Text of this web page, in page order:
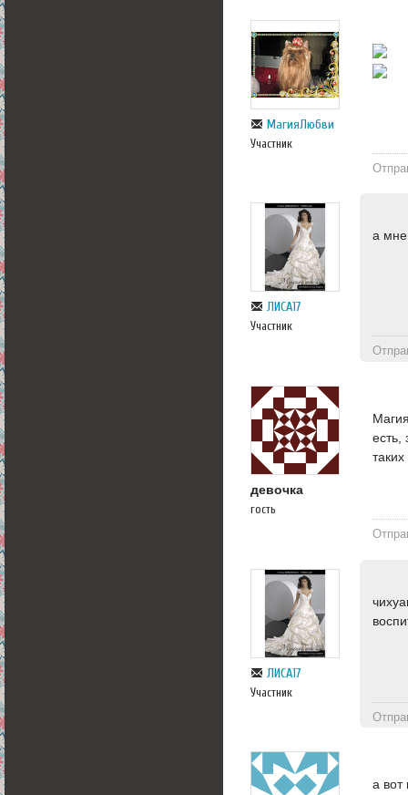
МагияЛюбви
Участник
ЛИСА17
Участник
а
девочка
гость
есть,
ЛИСА17
Участник
а вот